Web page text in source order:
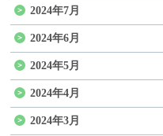
2024年7月
2024年6月
2024年5月
2024年4月
2024年3月